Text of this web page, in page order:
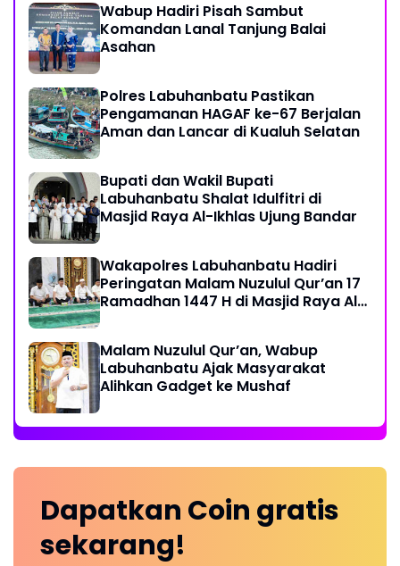
Wabup Hadiri Pisah Sambut
Komandan Lanal Tanjung Balai
Asahan
Polres Labuhanbatu Pastikan
Pengamanan HAGAF ke-67 Berjalan
Aman dan Lancar di Kualuh Selatan
Bupati dan Wakil Bupati
Labuhanbatu Shalat Idulfitri di
Masjid Raya Al-Ikhlas Ujung Bandar
Wakapolres Labuhanbatu Hadiri
Peringatan Malam Nuzulul Qur’an 17
Ramadhan 1447 H di Masjid Raya Al-
Malam Nuzulul Qur’an, Wabup
Labuhanbatu Ajak Masyarakat
Alihkan Gadget ke Mushaf
Dapatkan Coin gratis
sekarang!